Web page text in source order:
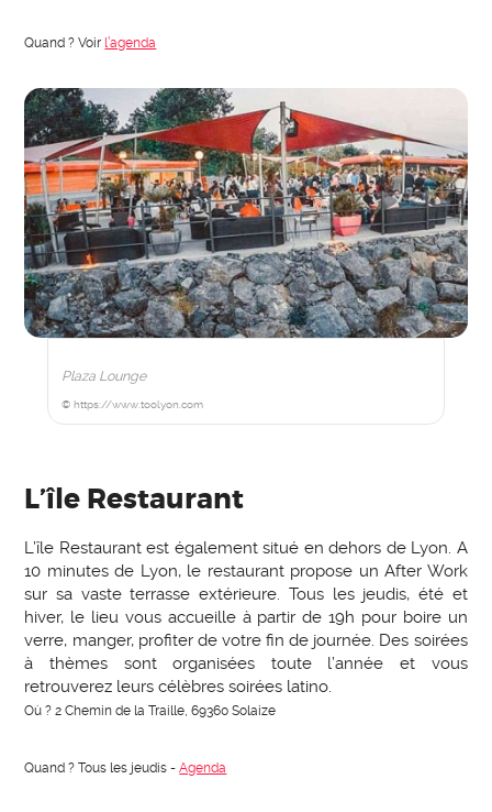
Quand ? Voir l’agenda
Plaza Lounge
© https://www.toolyon.com
L’île Restaurant
L’île Restaurant est également situé en dehors de Lyon. A
10 minutes de Lyon, le restaurant propose un After Work
sur sa vaste terrasse extérieure. Tous les jeudis, été et
hiver, le lieu vous accueille à partir de 19h pour boire un
verre, manger, profiter de votre fin de journée. Des soirées
à thèmes sont organisées toute l’année et vous
retrouverez leurs célèbres soirées latino.
Où ? 2 Chemin de la Traille, 69360 Solaize
Quand ? Tous les jeudis -Agenda